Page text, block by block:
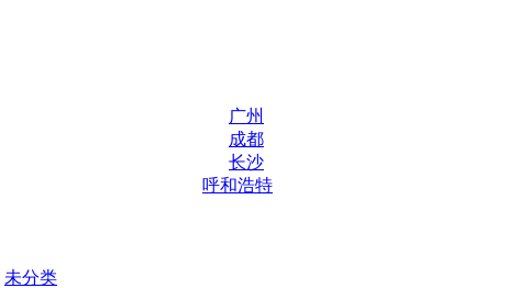
广州
成都
长沙
呼和浩特
未分类